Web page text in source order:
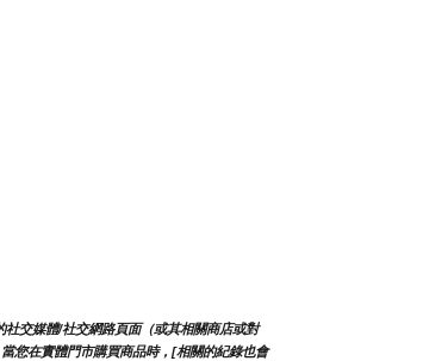
社交媒體/社交網路頁面（或其相關商店或對
您在實體門市購買商品時，[相關的紀錄也會